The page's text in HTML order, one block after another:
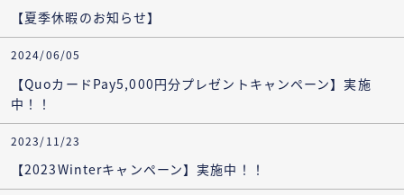
【夏季休暇のお知らせ】
2024/06/05
【QuoカードPay5,000円分プレゼントキャンペーン】実施
中！！
2023/11/23
【2023Winterキャンペーン】実施中！！